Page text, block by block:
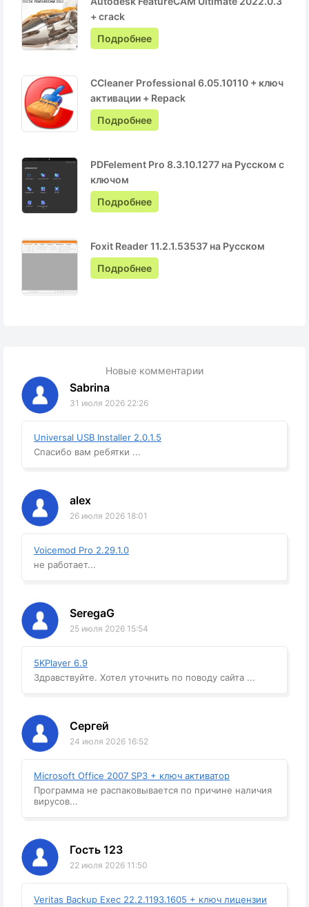
+ crack
Подробнее
CCleaner Professional 6.05.10110 + ключ
активации + Repack
Подробнее
PDFelement Pro 8.3.10.1277 на Русском с
ключом
Подробнее
Foxit Reader 11.2.1.53537 на Русском
Подробнее
Новые комментарии
Sabrina
31 июля 2026 22:26
Universal USB Installer 2.0.1.5
Спасибо вам ребятки ...
alex
26 июля 2026 18:01
Voicemod Pro 2.29.1.0
не работает...
SeregaG
25 июля 2026 15:54
5KPlayer 6.9
Здравствуйте. Хотел уточнить по поводу сайта ...
Сергей
24 июля 2026 16:52
Microsoft Office 2007 SP3 + ключ активатор
Программа не распаковывается по причине наличия
вирусов...
Гость 123
22 июля 2026 11:50
Veritas Backup Exec 22.2.1193.1605 + ключ лицензии